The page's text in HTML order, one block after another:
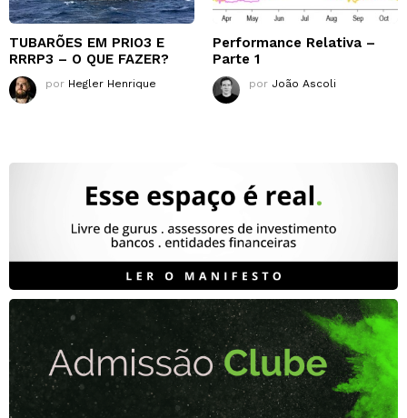
TUBARÕES EM PRIO3 E
RRRP3 – O QUE FAZER?
por Hegler Henrique
Performance Relativa –
Parte 1
por João Ascoli